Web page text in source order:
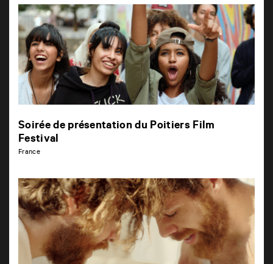
Soirée de présentation du Poitiers Film
Festival
France